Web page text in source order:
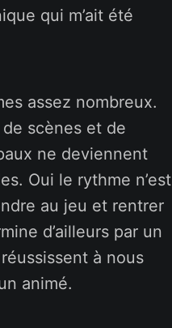
qui m’ait été
assez nombreux.
scènes et de
ne deviennent
Oui le rythme n’est
au jeu et rentrer
d’ailleurs par un
à nous
animé.